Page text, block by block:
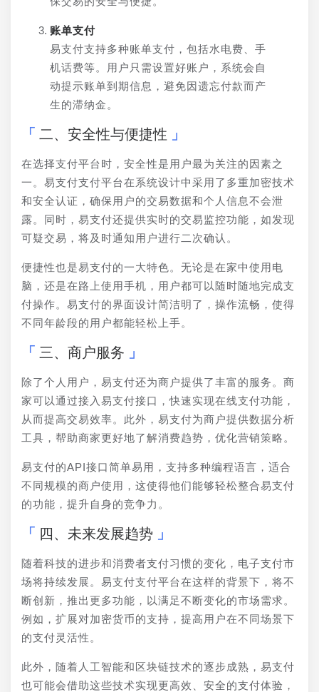
账单支付
易支付支持多种账单支付，包括水电费、手
机话费等。用户只需设置好账户，系统会自
动提示账单到期信息，避免因遗忘付款而产
生的滞纳金。
二、安全性与便捷性
在选择支付平台时，安全性是用户最为关注的因素之
一。易支付支付平台在系统设计中采用了多重加密技术
和安全认证，确保用户的交易数据和个人信息不会泄
露。同时，易支付还提供实时的交易监控功能，如发现
可疑交易，将及时通知用户进行二次确认。
便捷性也是易支付的一大特色。无论是在家中使用电
脑，还是在路上使用手机，用户都可以随时随地完成支
付操作。易支付的界面设计简洁明了，操作流畅，使得
不同年龄段的用户都能轻松上手。
三、商户服务
除了个人用户，易支付还为商户提供了丰富的服务。商
家可以通过接入易支付接口，快速实现在线支付功能，
从而提高交易效率。此外，易支付为商户提供数据分析
工具，帮助商家更好地了解消费趋势，优化营销策略。
易支付的API接口简单易用，支持多种编程语言，适合
不同规模的商户使用，这使得他们能够轻松整合易支付
的功能，提升自身的竞争力。
四、未来发展趋势
随着科技的进步和消费者支付习惯的变化，电子支付市
场将持续发展。易支付支付平台在这样的背景下，将不
断创新，推出更多功能，以满足不断变化的市场需求。
例如，扩展对加密货币的支持，提高用户在不同场景下
的支付灵活性。
此外，随着人工智能和区块链技术的逐步成熟，易支付
也可能会借助这些技术实现更高效、安全的支付体验，